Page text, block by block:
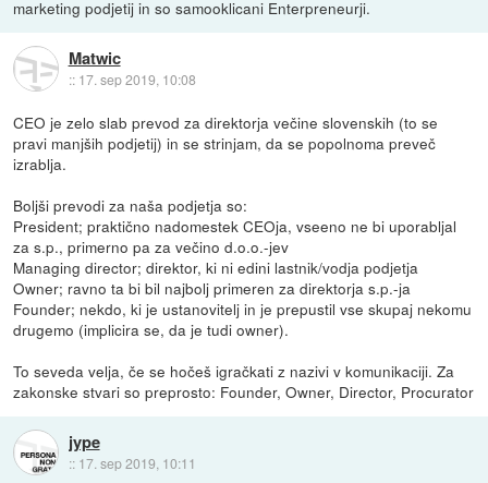
marketing podjetij in so samooklicani Enterpreneurji.
Matwic
:: 17. sep 2019, 10:08
CEO je zelo slab prevod za direktorja večine slovenskih (to se
pravi manjših podjetij) in se strinjam, da se popolnoma preveč
izrablja.
Boljši prevodi za naša podjetja so:
President; praktično nadomestek CEOja, vseeno ne bi uporabljal
za s.p., primerno pa za večino d.o.o.-jev
Managing director; direktor, ki ni edini lastnik/vodja podjetja
Owner; ravno ta bi bil najbolj primeren za direktorja s.p.-ja
Founder; nekdo, ki je ustanovitelj in je prepustil vse skupaj nekomu
drugemo (implicira se, da je tudi owner).
To seveda velja, če se hočeš igračkati z nazivi v komunikaciji. Za
zakonske stvari so preprosto: Founder, Owner, Director, Procurator
jype
:: 17. sep 2019, 10:11